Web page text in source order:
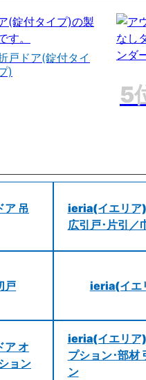
戸ドア(錠付タイ
)
吊
ieria(イエリア)
広引戸･片引／
戸 ieria(イエ
オ
ョン
ieria(イエリア)
プション･部材
ン